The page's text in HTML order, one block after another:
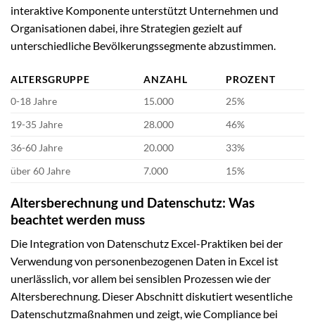
interaktive Komponente unterstützt Unternehmen und
Organisationen dabei, ihre Strategien gezielt auf
unterschiedliche Bevölkerungssegmente abzustimmen.
ALTERSGRUPPE ANZAHL
PROZENT
0-18 Jahre
15.000
25%
19-35 Jahre
28.000
46%
36-60 Jahre
20.000
33%
über 60 Jahre
7.000 15%
Altersberechnung und Datenschutz: Was
beachtet werden muss
Die Integration von Datenschutz Excel-Praktiken bei der
Verwendung von personenbezogenen Daten in Excel ist
unerlässlich, vor allem bei sensiblen Prozessen wie der
Altersberechnung. Dieser Abschnitt diskutiert wesentliche
Datenschutzmaßnahmen und zeigt, wie Compliance bei